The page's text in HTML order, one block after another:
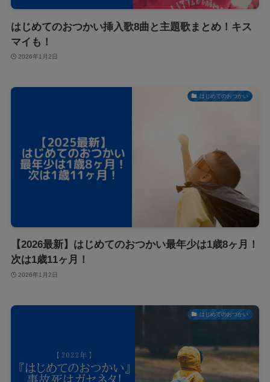
はじめてのおつかい挿入歌8曲と主題歌まとめ！キス
マイも！
2026年1月2日
はじめてのおつかい
【2026最新】はじめてのおつかい最年少は1歳8ヶ月！
次は1歳11ヶ月！
2026年1月2日
はじめてのおつかい